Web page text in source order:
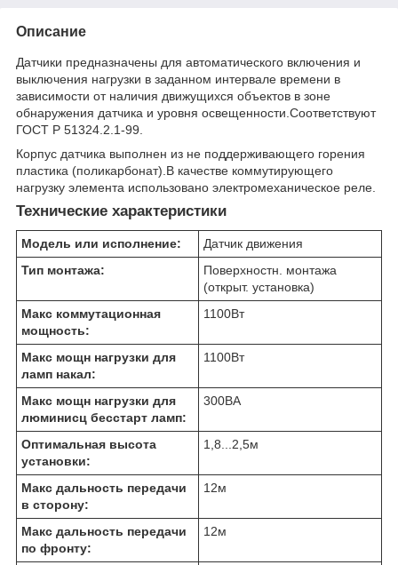
Описание
Датчики предназначены для автоматического включения и
выключения нагрузки в заданном интервале времени в
зависимости от наличия движущихся объектов в зоне
обнаружения датчика и уровня освещенности.Соответствуют
ГОСТ Р 51324.2.1-99.
Корпус датчика выполнен из не поддерживающего горения
пластика (поликарбонат).В качестве коммутирующего
нагрузку элемента использовано электромеханическое реле.
Технические характеристики
Модель или исполнение:
Датчик движения
Тип монтажа:
Поверхностн. монтажа
(открыт. установка)
Макс коммутационная
мощность:
1100Вт
Макс мощн нагрузки для
ламп накал:
1100Вт
Макс мощн нагрузки для
люминисц бесстарт ламп:
300ВА
Оптимальная высота
установки:
1,8...2,5м
Макс дальность передачи
в сторону:
12м
Макс дальность передачи
по фронту:
12м